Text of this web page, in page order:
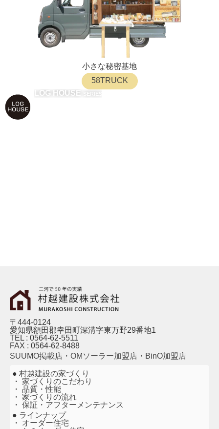
小さな秘密基地
58TRUCK
LOG HOUSE
SERIES
〒444-0124
愛知県額田郡幸田町深溝字東万野29番地1
TEL : 0564-62-5511
FAX : 0564-62-8488
SUUMO掲載店 ・ OMソーラー加盟店 ・ BinO加盟店
● 村越建設の家づくり
・ 家づくりのこだわり
・ 品質・性能
・ 家づくりの流れ
・ 保証・アフターメンテナンス
● ラインナップ
・ オーダー住宅